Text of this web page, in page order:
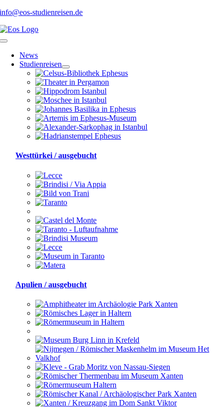
Skip
content
info@eos-studienreisen.de
Toggle
Navigation
News
Studienreisen
Westtürkei / ausgebucht
Apulien / ausgebucht